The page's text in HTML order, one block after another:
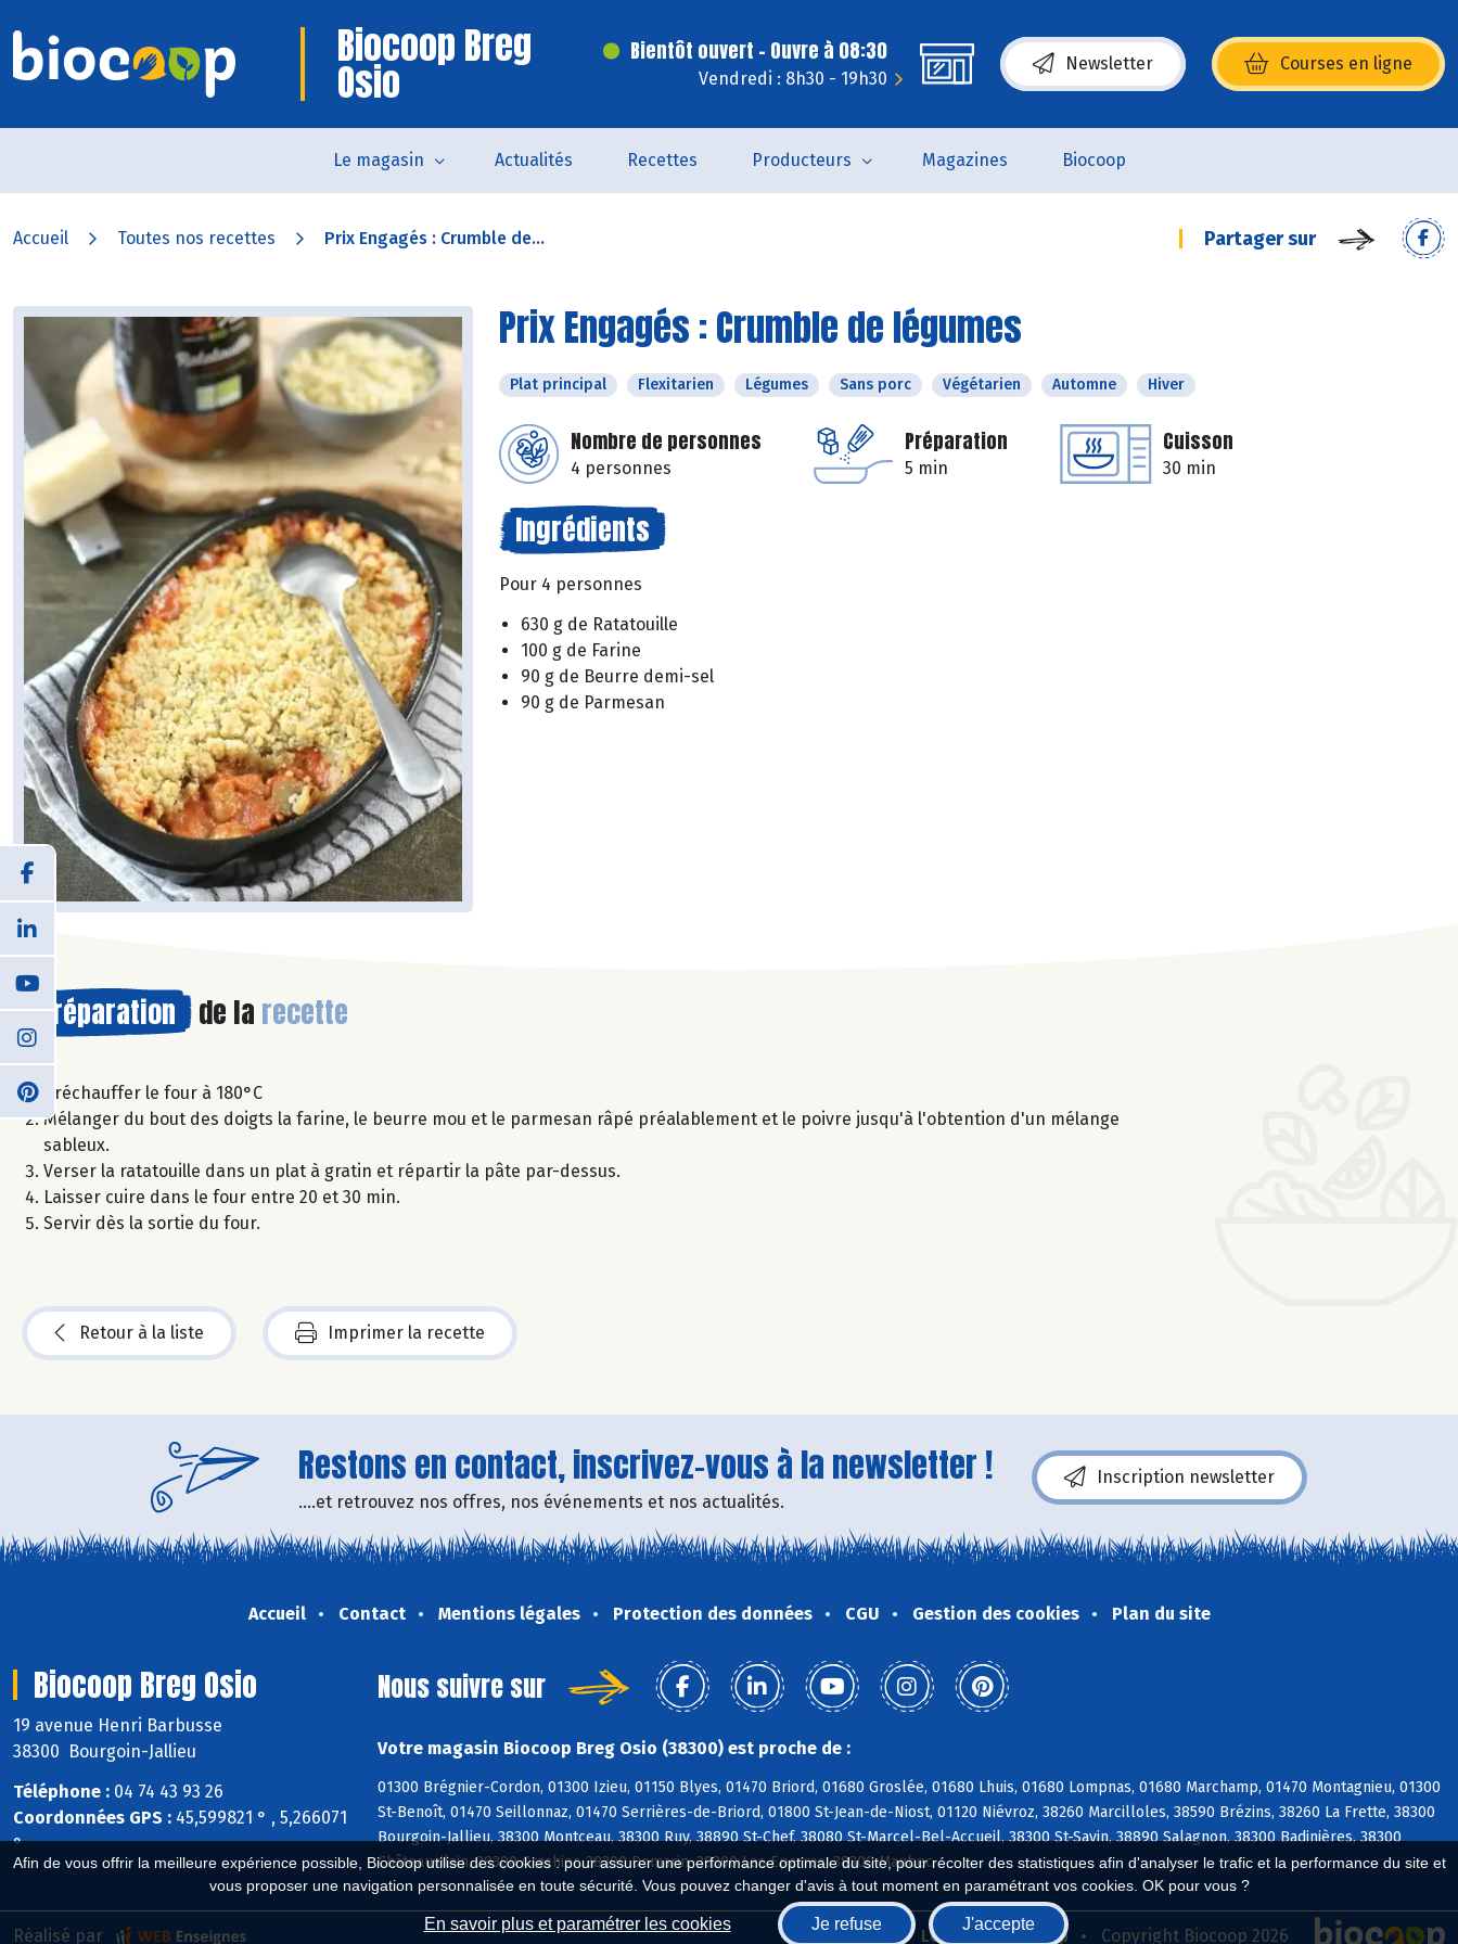
Afin de vous offrir la meilleure expérience possible, Biocoop utilise des cookies : pour assurer une performance optimale du site, pour récolter des statistiques afin d'analyser le trafic et la performance du site et
vous proposer une navigation personnalisée en toute sécurité. Vous pouvez changer d'avis à tout moment en paramétrant vos cookies. OK pour vous ?
En savoir plus et paramétrer les cookies Je refuse J'accepte
Biocoop Breg
Osio
Bientôt ouvert - Ouvre à 08:30
Vendredi : 8h30 - 19h30
Newsletter Courses en ligne
(s’ouvre dans une nouvelle fenêtre)
Le magasin Actualités Recettes Producteurs Magazines Biocoop
Accueil Toutes nos recettes Prix Engagés : Crumble de... Partager sur
Prix Engagés : Crumble de légumes
Plat principal Flexitarien Légumes Sans porc Végétarien Automne Hiver
Nombre de personnes
4 personnes
Préparation
5 min
Cuisson
30 min
Ingrédients
Pour 4 personnes
630 g de Ratatouille
100 g de Farine
90 g de Beurre demi-sel
90 g de Parmesan
Préparation de la recette
Préchauffer le four à 180°C
Mélanger du bout des doigts la farine, le beurre mou et le parmesan râpé préalablement et le poivre jusqu'à l'obtention d'un mélange
sableux.
Verser la ratatouille dans un plat à gratin et répartir la pâte par-dessus.
Laisser cuire dans le four entre 20 et 30 min.
Servir dès la sortie du four.
Retour à la liste Imprimer la recette
Restons en contact, inscrivez-vous à la newsletter !
....et retrouvez nos offres, nos événements et nos actualités.
Inscription newsletter
Accueil Contact Mentions légales Protection des données CGU Gestion des cookies Plan du site
Biocoop Breg Osio
19 avenue Henri Barbusse
38300 Bourgoin-Jallieu
Téléphone : 04 74 43 93 26
Coordonnées GPS : 45,599821 ° , 5,266071
°
Nous suivre sur
Votre magasin Biocoop Breg Osio (38300) est proche de :
01300 Brégnier-Cordon, 01300 Izieu, 01150 Blyes, 01470 Briord, 01680 Groslée, 01680 Lhuis, 01680 Lompnas, 01680 Marchamp, 01470 Montagnieu, 01300
St-Benoît, 01470 Seillonnaz, 01470 Serrières-de-Briord, 01800 St-Jean-de-Niost, 01120 Niévroz, 38260 Marcilloles, 38590 Brézins, 38260 La Frette, 38300
Bourgoin-Jallieu, 38300 Montceau, 38300 Ruy, 38890 St-Chef, 38080 St-Marcel-Bel-Accueil, 38300 St-Savin, 38890 Salagnon, 38300 Badinières, 38300
Châteauvilain, 38300 Crachier, 38300 Domarin, 38300 Les Eparres, 38300 Maubec
Biocoop.fr Le réseau Biocoop Copyright Biocoop 2026
Réalisé par